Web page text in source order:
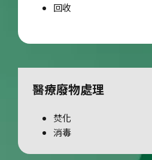
回收
醫療廢物處理
焚化
消毒